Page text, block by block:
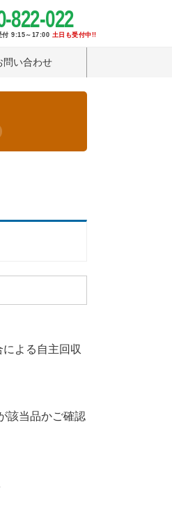
822-022
付 9:15～17:00 土日も受付中!!
問い合わせ
よる自主回収
該当品かご確認